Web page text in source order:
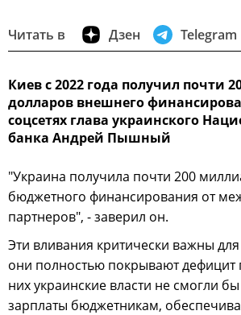
Читать в Дзен Telegram
Киев с 2022 года получил почти
долларов внешнего
соцсетях глава украинского
банка Андрей Пышный
"Украина получила почти 200
бюджетного финансирования от
партнеров", - заверил он.
Эти вливания критически важны для
они полностью покрывают дефицит
них украинские власти не смогли
зарплаты бюджетникам,